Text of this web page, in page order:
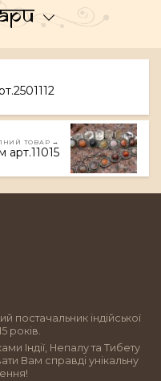
ТОВАР →
арт.11015
постачальник індійської
років.
Індії, Непалу та Тибету
Вам справді унікальну